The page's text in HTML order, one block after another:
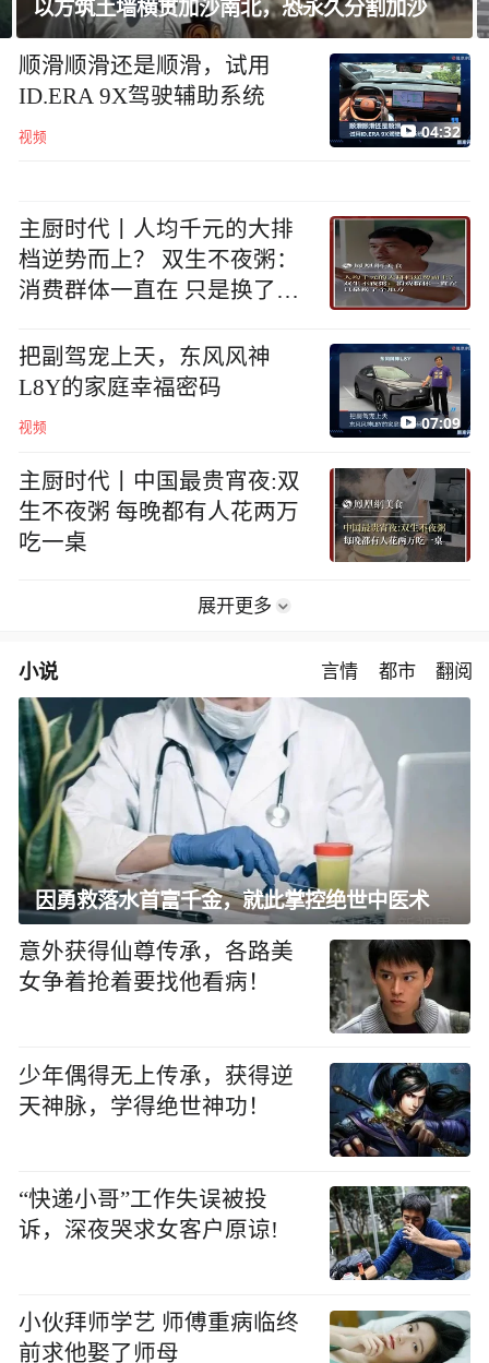
美国研究员首度运用AI生成全新病毒
顺滑顺滑还是顺滑，试用
ID.ERA 9X驾驶辅助系统
视频 04:32
主厨时代丨人均千元的大排
档逆势而上？ 双生不夜粥：
消费群体一直在 只是换了个
把副驾宠上天，东风风神
L8Y的家庭幸福密码
视频 07:09
主厨时代丨中国最贵宵夜:双
生不夜粥 每晚都有人花两万
吃一桌
展开更多
小说 言情 都市 翻阅
因勇救落水首富千金，就此掌控绝世中医术
意外获得仙尊传承，各路美
女争着抢着要找他看病！
少年偶得无上传承，获得逆
天神脉，学得绝世神功！
“快递小哥”工作失误被投
诉，深夜哭求女客户原谅!
小伙拜师学艺 师傅重病临终
前求他娶了师母